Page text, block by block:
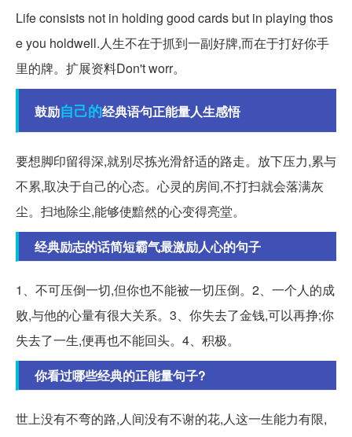
Life consists not in holding good cards but in playing thos
e you holdwell.人生不在于抓到一副好牌,而在于打好你手
里的牌。扩展资料Don't worr。
鼓励自己的经典语句正能量人生感悟
要想脚印留得深,就别尽拣光滑舒适的路走。放下压力,累与
不累,取决于自己的心态。心灵的房间,不打扫就会落满灰
尘。扫地除尘,能够使黯然的心变得亮堂。
经典励志的话简短霸气最激励人心的句子
1、不可压倒一切,但你也不能被一切压倒。2、一个人的成
败,与他的心量有很大关系。3、你失去了金钱,可以再挣;你
失去了一生,便再也不能回头。4、积极。
你看过哪些经典的正能量句子?
世上没有不弯的路,人间没有不谢的花,人这一生能力有限,